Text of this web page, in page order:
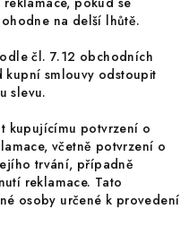
na delší lhůtě.
čl. 7.12 obchodních
smlouvy odstoupit
slevu.
kupujícímu potvrzení o
včetně potvrzení o
trvání, případně
reklamace. Tato
osoby určené k provedení